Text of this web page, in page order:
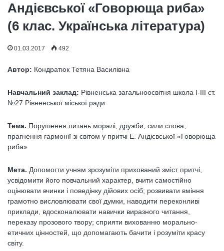
Андієвської «Говорюща риба»
(6 клас. Українська література)
01.03.2017 492
Автор: Кондратюк Тетяна Василівна
Навчальний заклад: Рівненська загальноосвітня школа І-ІІІ ст.
№27 Рівненської міської ради
Тема. Порушення питань моралі, дружби, сили слова;
прагнення гармонії зі світом у притчі Е. Андієвської «Говорюща
риба»
Мета. Допомогти учням зрозуміти прихований зміст притчі,
усвідомити його повчальний характер, вчити самостійно
оцінювати вчинки і поведінку дійових осіб; розвивати вміння
грамотно висловлювати свої думки, наводити переконливі
приклади, вдосконалювати навички виразного читання,
переказу прозового твору; сприяти вихованню морально-
етичних цінностей, що допомагають бачити і розуміти красу
світу.